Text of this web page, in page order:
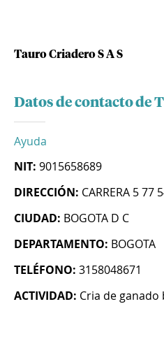
Tauro Criadero S A S
Datos de contacto de
Ayuda
NIT: 9015658689
DIRECCIÓN: CARRERA 5 77
CIUDAD: BOGOTA D C
DEPARTAMENTO: BOGOTA
TELÉFONO: 3158048671
ACTIVIDAD: Cria de